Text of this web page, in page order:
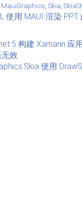
MauiGraphics, Skia,
使用 MAUI 渲染 PPT
5 构建 Xamarin 应
效
使用